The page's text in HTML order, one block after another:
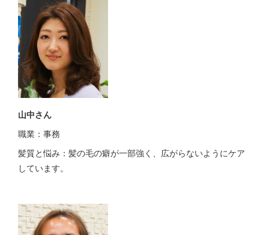
山中さん
職業：事務
髪質と悩み：髪の毛の癖が一部強く、広がらないようにケア
しています。